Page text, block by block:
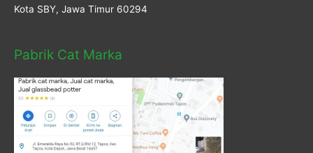
Kota SBY, Jawa Timur 60294
Pabrik Cat Marka